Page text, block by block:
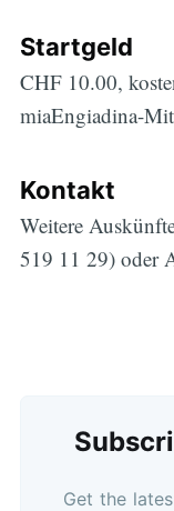
Startgeld
CHF 10.00,
miaEngiadina-
Kontakt
Weitere
519 11 29) oder
Get the